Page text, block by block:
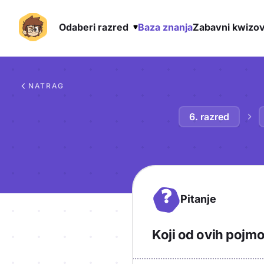
Odaberi razred Baza znanjaZabavni
NATRAG
6. razred
? Pitanje
Koji od ovih